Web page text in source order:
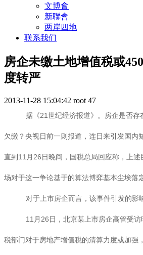
文博會
新聯會
两岸四地
联系我们
房企未缴土地增值税或
度转严
2013-11-28 15:04:42 root 47
据《21世纪经济报道》。房企是否
欠缴？央视日前一则报道，连日来引发国内
直到11月26日晚间，国税总局回应称，上
场对于这一争论基于的算法博弈基本尘埃落定
对于上市房企而言，该事件引发的影
11月26日，北京某上市房企高管受
税部门对于房地产增值税的清算力度或加强